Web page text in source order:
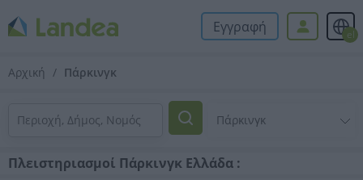
Εγγραφή el
Αρχική Πάρκινγκ
Πλειστηριασμοί Πάρκινγκ Ελλάδα :